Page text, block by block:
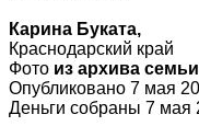
Карина Буката,
Краснодарский край
Фото из архива семьи
Опубликовано 7 мая
Деньги собраны 7 мая